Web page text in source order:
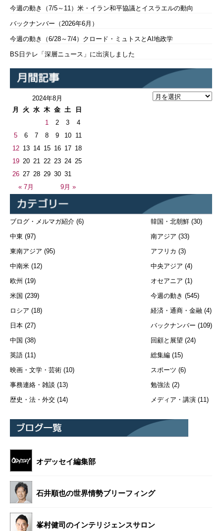
今週の動き（7/5～11）米・イラン和平協議とイスラエルの動向
バックナンバー（2026年6月）
今週の動き（6/28～7/4）クロード・ミュトスとAI地政学
BS日テレ「深層ニュース」に出演しました
2024年8月
月
火 水 木 金 土 日
« 7月 9月 »
1 2 3
4
5
6 7 8 9 10
11
12 13 14 15 16 17 18
19 20 21 22 23 24 25
26 27 28 29 30 31
ブログ・メルマガ紹介 (6)
中東 (97)
東南アジア (95)
中南米 (12)
欧州 (19)
米国 (239)
ロシア (18)
日本 (27)
中国 (38)
英語 (11)
映画・文学・芸術 (10)
事務連絡・雑談 (13)
歴史・法・外交 (14)
韓国・北朝鮮 (30)
南アジア (33)
アフリカ (3)
中央アジア (4)
オセアニア (1)
今週の動き (545)
経済・通商・金融 (4)
バックナンバー (109)
回顧と展望 (24)
総集編 (15)
スポーツ (6)
勉強法 (2)
メディア・講演 (11)
オデッセイ編集部
石井順也の世界情勢ブリーフィング
峯村健司のインテリジェンスサロン